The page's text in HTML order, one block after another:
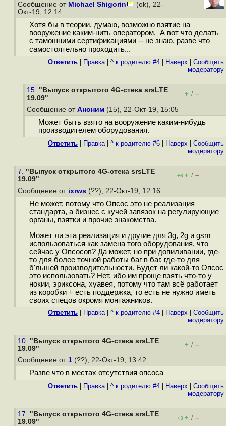
Сообщение от Michael Shigorin
(ok), 22-
Окт-19, 12:14
Хотя бы в теории, думаю, возможно взятие на
вооружение каким-нить оператором. А вот что делать
с тамошними сертификациями -- не знаю, разве что
самостоятельно проходить...
Ответить Правка| ^ к родителю #4 Наверх
Cообщить
модератору
15. "Выпуск открытого 4G-стека srsLTE
19.09"
+ / –
Сообщение от Аноним (15), 22-Окт-19, 15:05
Может быть взято на вооружение каким-нибудь
производителем оборудования.
Ответить Правка| ^ к родителю #6 Наверх
Cообщить
модератору
7. "Выпуск открытого 4G-стека srsLTE
19.09"
+6 + / –
Сообщение от ixrws (??), 22-Окт-19, 12:16
Не может, потому что Опсос это не реализация
стандарта, а бизнес с кучей завязок на регулирующие
органы, взятки и прочие знакомства.
Может ли эта реализация и другие для 3g, 2g и gsm
использоваться как замена того оборудования, что
сейчас у Опсосов? Да может, но при допиливании, где-
то для более точной работы баг в баг, где-то для
б'льшей производительности. Будет ли какой-то Опсос
это использовать? Нет, ибо им проще взять что-то у
нокии, эриксона, хуавея, потому что там всё работает
из коробки + есть поддержка, то есть не нужно иметь
своих спецов окромя монтажников.
Ответить Правка| ^ к родителю #4 Наверх
Cообщить
модератору
10. "Выпуск открытого 4G-стека srsLTE
19.09"
+ / –
Сообщение от 1 (??), 22-Окт-19, 13:42
Разве что в местах отсутствия опсоса
Ответить Правка| ^ к родителю #4 Наверх
Cообщить
модератору
17. "Выпуск открытого 4G-стека srsLTE
19.09"
+3 + / –